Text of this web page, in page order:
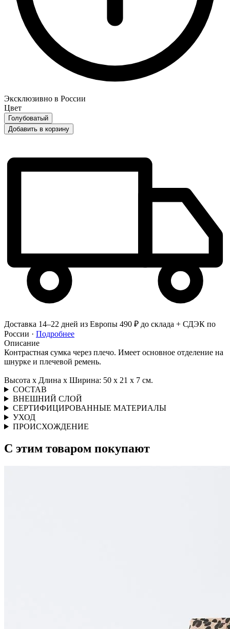
Эксклюзивно в России
Цвет
Голубоватый
Добавить в корзину
Доставка 14–22 дней из Европы 490 ₽ до склада + СДЭК по
России · Подробнее
Описание
Контрастная сумка через плечо. Имеет основное отделение на
шнурке и плечевой ремень.
Высота x Длина x Ширина: 50 x 21 x 7 см.
СОСТАВ
ВНЕШНИЙ СЛОЙ
СЕРТИФИЦИРОВАННЫЕ МАТЕРИАЛЫ
УХОД
ПРОИСХОЖДЕНИЕ
С этим товаром покупают